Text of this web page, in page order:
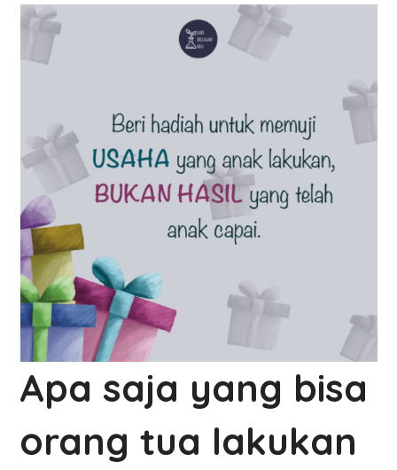
Apa saja yang bisa
orang tua lakukan